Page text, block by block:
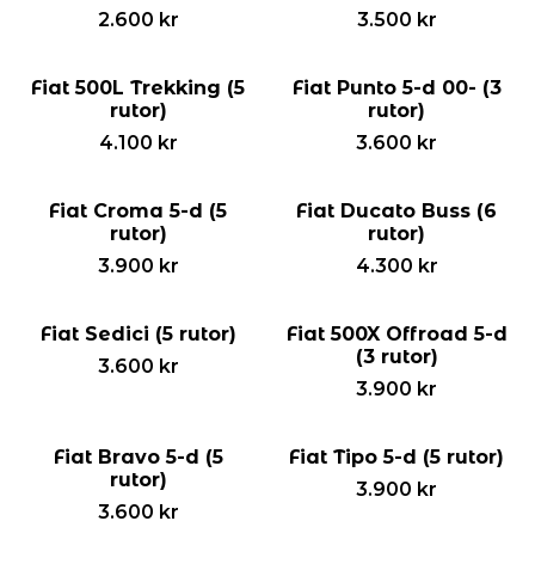
2.600 kr
3.500 kr
Fiat 500L Trekking (5
rutor)
4.100 kr
Fiat Punto 5-d 00- (3
rutor)
3.600 kr
Fiat Croma 5-d (5
rutor)
3.900 kr
Fiat Ducato Buss (6
rutor)
4.300 kr
Fiat Sedici (5 rutor)
3.600 kr
Fiat 500X Offroad 5-d
(3 rutor)
3.900 kr
Fiat Bravo 5-d (5
rutor)
3.600 kr
Fiat Tipo 5-d (5 rutor)
3.900 kr